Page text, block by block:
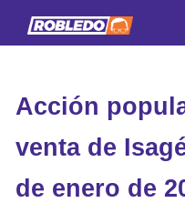
Acción
venta de
de enero de